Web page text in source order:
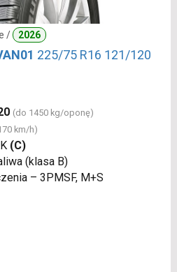
/ 2026
225/75 R16 121/120
(do 1450 kg/oponę)
km/h)
(C)
(klasa B)
– 3PMSF, M+S